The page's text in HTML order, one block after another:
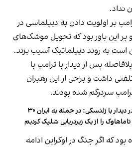
نداد.
بر اولویت دادن به دیپلماسی در
و بر این باور بود که تحویل موشک‌های
است به روند دیپلماتیک آسیب بزند.
پس از دیدار با ترامپ با
داشت و برخی از این رهبران
سردرگم شده بودند.
ترامپ در دیدار با زلنسکی: در حمله به ایران ۳۰
را از یک زیردریایی شلیک کردیم
که اگر جنگ در اوکراین ادامه